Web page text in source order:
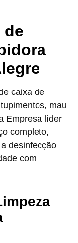
de
caixa de
mau
Empresa líder
completo,
desinfecção
com